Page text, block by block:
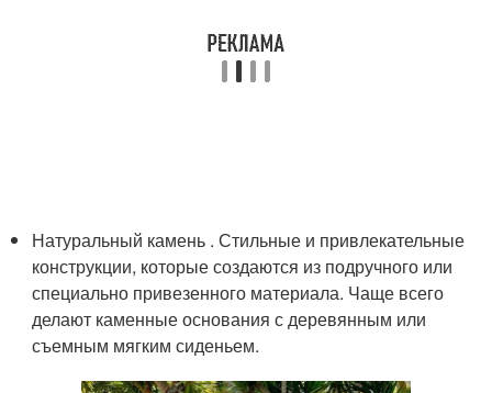
Натуральный камень . Стильные и привлекательные
конструкции, которые создаются из подручного или
специально привезенного материала. Чаще всего
делают каменные основания с деревянным или
съемным мягким сиденьем.